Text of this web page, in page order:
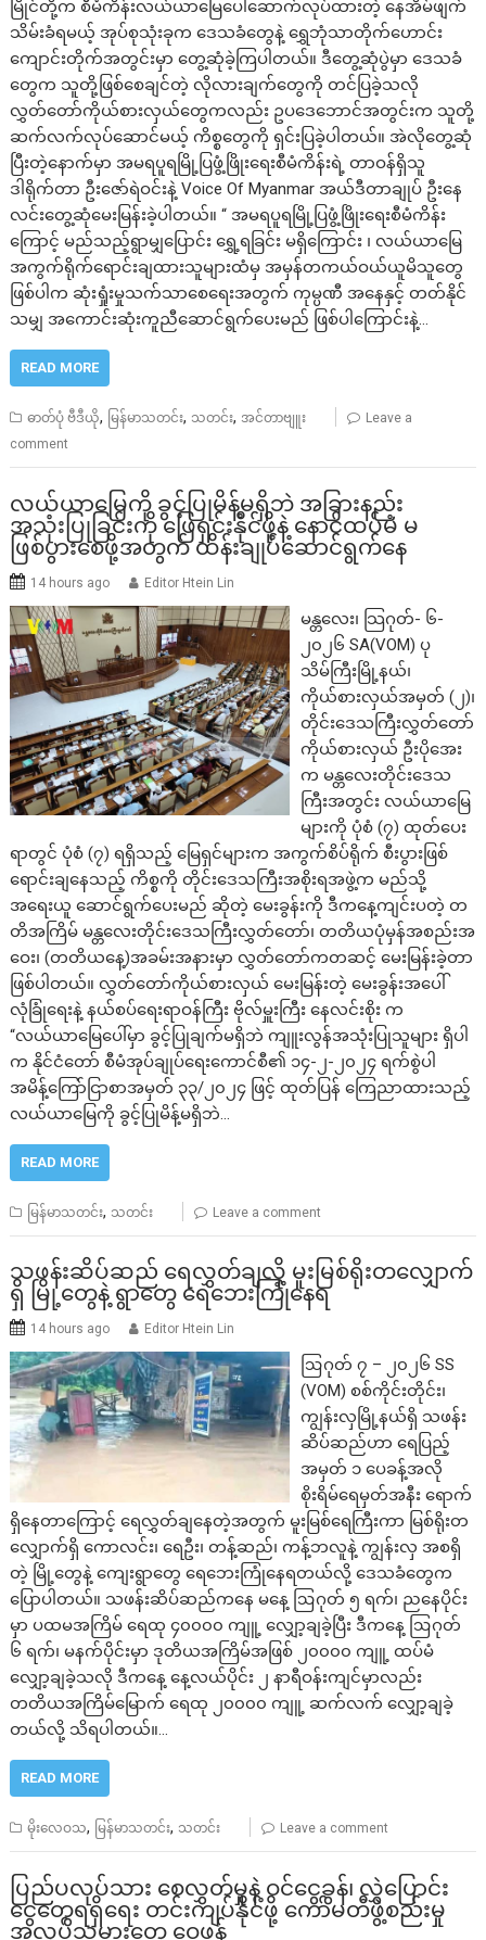
မြိုင်တို့က စီမံကိန်းလယ်ယာမြေပေါ်ဆောက်လုပ်ထားတဲ့ နေအိမ်ဖျက်
သိမ်းခံရမယ့် အုပ်စုသုံးခုက ဒေသခံတွေနဲ့ ရွှေဘုံသာတိုက်ဟောင်း
ကျောင်းတိုက်အတွင်းမှာ တွေ့ဆုံခဲ့ကြပါတယ်။ ဒီတွေ့ဆုံပွဲမှာ ဒေသခံ
တွေက သူတို့ဖြစ်စေချင်တဲ့ လိုလားချက်တွေကို တင်ပြခဲ့သလို
လွှတ်တော်ကိုယ်စားလှယ်တွေကလည်း ဥပဒေဘောင်အတွင်းက သူတို့
ဆက်လက်လုပ်ဆောင်မယ့် ကိစ္စတွေကို ရှင်းပြခဲ့ပါတယ်။ အဲလိုတွေ့ဆုံ
ပြီးတဲ့နောက်မှာ အမရပူရမြို့ပြဖွံ့ဖြိုးရေးစီမံကိန်းရဲ့ တာဝန်ရှိသူ
ဒါရိုက်တာ ဦးဇော်ရဲဝင်းနဲ့ Voice Of Myanmar အယ်ဒီတာချုပ် ဦးနေ
လင်းတွေ့ဆုံမေးမြန်းခဲ့ပါတယ်။ “ အမရပူရမြို့ပြဖွံ့ဖြိုးရေးစီမံကိန်း
ကြောင့် မည်သည့်ရွာမျှပြောင်း ရွှေ့ရခြင်း မရှိကြောင်း ၊ လယ်ယာမြေ
အကွက်ရိုက်ရောင်းချထားသူများထံမှ အမှန်တကယ်ဝယ်ယူမိသူတွေ
ဖြစ်ပါက ဆုံးရှုံးမှုသက်သာစေရေးအတွက် ကုမ္ပဏီ အနေနှင့် တတ်နိုင်
သမျှ အကောင်းဆုံးကူညီဆောင်ရွက်ပေးမည် ဖြစ်ပါကြောင်းနဲ့…
READ MORE
ဓာတ်ပုံ ဗီဒီယို, မြန်မာသတင်း, သတင်း,အင်တာဗျူး
Leave a
comment
လယ်ယာမြေကို ခွင့်ပြုမိန့်မရှိဘဲ အခြားနည်း
အသုံးပြုခြင်းကို ဖြေရှင်းနိုင်ဖို့နဲ့ နောင်ထပ်မံ မ
ဖြစ်ပွားစေဖို့အတွက် ထိန်းချုပ်ဆောင်ရွက်နေ
14 hours ago Editor Htein Lin
မန္တလေး၊ သြဂုတ်- ၆-
၂၀၂၆ SA(VOM) ပု
သိမ်ကြီးမြို့နယ်၊
ကိုယ်စားလှယ်အမှတ် (၂)၊
တိုင်းဒေသကြီးလွှတ်တော်
ကိုယ်စားလှယ် ဦးပိုအေး
က မန္တလေးတိုင်းဒေသ
ကြီးအတွင်း လယ်ယာမြေ
များကို ပုံစံ (၇) ထုတ်ပေး
ရာတွင် ပုံစံ (၇) ရရှိသည့် မြေရှင်များက အကွက်စိပ်ရိုက် စီးပွားဖြစ်
ရောင်းချနေသည့် ကိစ္စကို တိုင်းဒေသကြီးအစိုးရအဖွဲ့က မည်သို့
အရေးယူ ဆောင်ရွက်ပေးမည် ဆိုတဲ့ မေးခွန်းကို ဒီကနေ့ကျင်းပတဲ့ တ
တိအကြိမ် မန္တလေးတိုင်းဒေသကြီးလွှတ်တော်၊ တတိယပုံမှန်အစည်းအ
ဝေး၊ (တတိယနေ့)အခမ်းအနားမှာ လွှတ်တော်ကတဆင့် မေးမြန်းခဲ့တာ
ဖြစ်ပါတယ်။ လွှတ်တော်ကိုယ်စားလှယ် မေးမြန်းတဲ့ မေးခွန်းအပေါ်
လုံခြုံရေးနဲ့ နယ်စပ်ရေးရာဝန်ကြီး ဗိုလ်မှူးကြီး နေလင်းစိုး က
“လယ်ယာမြေပေါ်မှာ ခွင့်ပြုချက်မရှိဘဲ ကျူးလွန်အသုံးပြုသူများ ရှိပါ
က နိုင်ငံတော် စီမံအုပ်ချုပ်ရေးကောင်စီ၏ ၁၄-၂-၂၀၂၄ ရက်စွဲပါ
အမိန့်ကြော်ငြာစာအမှတ် ၃၃/၂၀၂၄ ဖြင့် ထုတ်ပြန် ကြေညာထားသည့်
လယ်ယာမြေကို ခွင့်ပြုမိန့်မရှိဘဲ…
READ MORE
မြန်မာသတင်း, သတင်း Leave a comment
သဖန်းဆိပ်ဆည် ရေလွှတ်ချလို့ မူးမြစ်ရိုးတလျှောက်
ရှိ မြို့တွေနဲ့ ရွာတွေ ရေဘေးကြုံနေရ
14 hours ago Editor Htein Lin
ဩဂုတ် ၇ – ၂၀၂၆ SS
(VOM) စစ်ကိုင်းတိုင်း၊
ကျွန်းလှမြို့နယ်ရှိ သဖန်း
ဆိပ်ဆည်ဟာ ရေပြည့်
အမှတ် ၁ ပေခန့်အလို
စိုးရိမ်ရေမှတ်အနီး ရောက်
ရှိနေတာကြောင့် ရေလွှတ်ချနေတဲ့အတွက် မူးမြစ်ရေကြီးကာ မြစ်ရိုးတ
လျှောက်ရှိ ကောလင်း၊ ရေဦး၊ တန့်ဆည်၊ ကန့်ဘလူနဲ့ ကျွန်းလှ အစရှိ
တဲ့ မြို့တွေနဲ့ ကျေးရွာတွေ ရေဘေးကြုံနေရတယ်လို့ ဒေသခံတွေက
ပြောပါတယ်။ သဖန်းဆိပ်ဆည်ကနေ မနေ့ ဩဂုတ် ၅ ရက်၊ ညနေပိုင်း
မှာ ပထမအကြိမ် ရေထု ၄၀၀၀၀ ကျူ့ လျှော့ချခဲ့ပြီး ဒီကနေ့ ဩဂုတ်
၆ ရက်၊ မနက်ပိုင်းမှာ ဒုတိယအကြိမ်အဖြစ် ၂၀၀၀၀ ကျူ့ ထပ်မံ
လျှော့ချခဲ့သလို ဒီကနေ့ နေ့လယ်ပိုင်း ၂ နာရီဝန်းကျင်မှာလည်း
တတိယအကြိမ်မြောက် ရေထု ၂၀၀၀၀ ကျူ့ ဆက်လက် လျှော့ချခဲ့
တယ်လို့ သိရပါတယ်။…
READ MORE
မိုးလေဝသ, မြန်မာသတင်း, သတင်း Leave a comment
ပြည်ပလုပ်သား စေလွှတ်မှုနဲ့ ဝင်ငွေခွန်၊ လွှဲပြောင်း
ငွေတွေရရှိရေး တင်းကျပ်နိုင်ဖို့ ကော်မတီဖွဲ့စည်းမှု
အလုပ်သမားတွေ ဝေဖန်